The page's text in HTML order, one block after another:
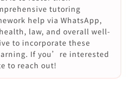
tutoring
help via WhatsApp,
law, and overall well-
to incorporate these
If you’re interested
to reach out!